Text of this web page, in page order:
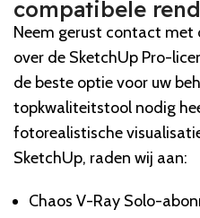
compatibele
Neem gerust contact met
over de SketchUp Pro-
de beste optie voor uw
topkwaliteitstool nodig
fotorealistische
SketchUp, raden wij aan:
Chaos V-Ray Solo-